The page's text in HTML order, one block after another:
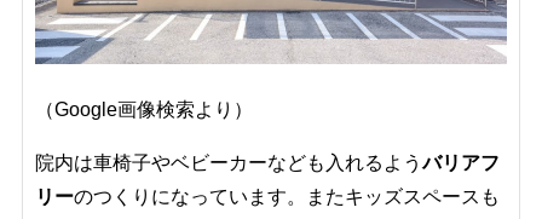
（Google画像検索より）
院内は車椅子やベビーカーなども入れるようバリアフ
リーのつくりになっています。またキッズスペースも